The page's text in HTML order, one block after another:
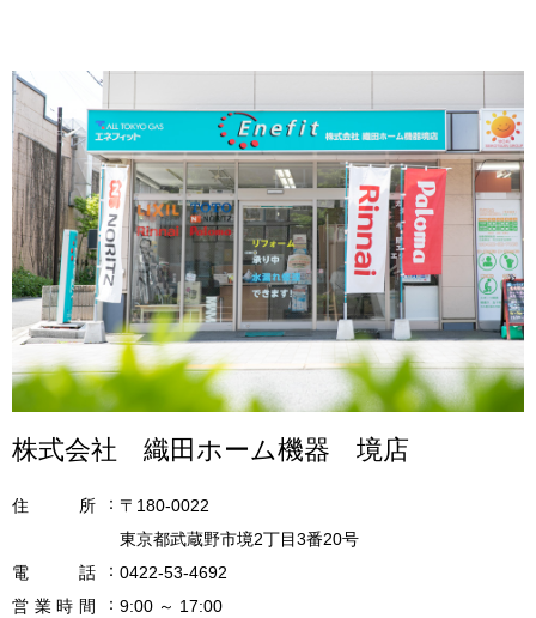
株式会社 織田ホーム機器 境店
住 所
〒180-0022
東京都武蔵野市境2丁目3番20号
電
話
0422-53-4692
営 業 時 間
9:00 ～ 17:00